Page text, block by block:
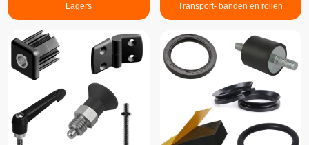
Lagers Transport- banden en rollen